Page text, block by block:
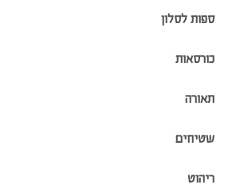
ספות לסלון
כורסאות
תאורה
שטיחים
ריהוט